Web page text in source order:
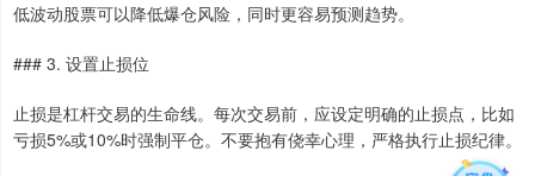
低波动股票可以降低爆仓风险，同时更容易预测趋势。
### 3. 设置止损位
止损是杠杆交易的生命线。每次交易前，应设定明确的止损点，比如
亏损5%或10%时强制平仓。不要抱有侥幸心理，严格执行止损纪律。